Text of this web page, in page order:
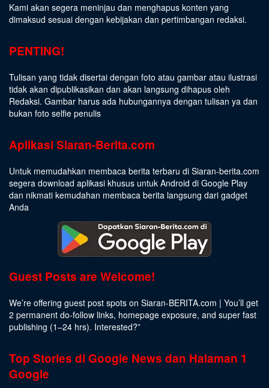
Kami akan segera meninjau dan menghapus konten yang
dimaksud sesuai dengan kebijakan dan pertimbangan redaksi.
PENTING!
Tulisan yang tidak disertai dengan foto atau gambar atau ilustrasi
tidak akan dipublikasikan dan akan langsung dihapus oleh
Redaksi. Gambar harus ada hubungannya dengan tulisan ya dan
bukan foto selfie penulis
Aplikasi Siaran-Berita.com
Untuk memudahkan membaca berita terbaru di Siaran-berita.com
segera download aplikasi khusus untuk Android di Google Play
dan nikmati kemudahan membaca berita langsung dari gadget
Anda
Guest Posts are Welcome!
We’re offering guest post spots on Siaran-BERITA.com | You’ll get
2 permanent do-follow links, homepage exposure, and super fast
publishing (1–24 hrs). Interested?”
Top Stories di Google News dan Halaman 1
Google